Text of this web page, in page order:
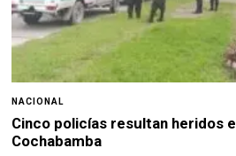
NACIONAL
Cinco policías resultan heridos
Cochabamba